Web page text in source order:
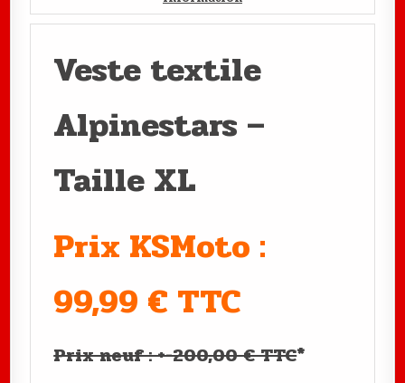
Veste textile
Alpinestars –
Taille XL
Prix KSMoto :
99,99 € TTC
Prix neuf : +-200,00 € TTC*